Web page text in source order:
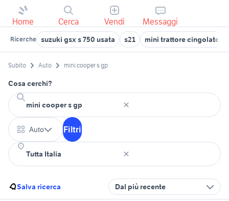
Home Cerca Vendi Messaggi
Ricerche suzuki gsx s 750 usata s21 mini trattore cingolato
Subito Auto mini cooper s gp
Cosa cerchi?
Auto Filtri
Salva ricerca Dal più recente